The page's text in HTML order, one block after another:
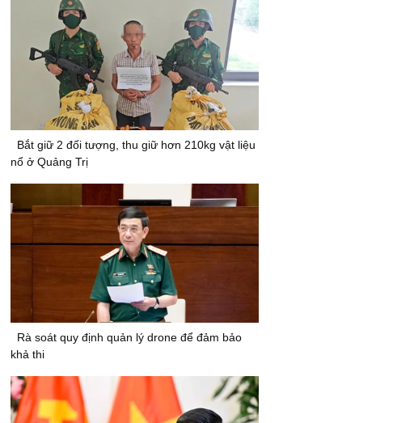
Bắt giữ 2 đối tượng, thu giữ hơn 210kg vật liệu
nổ ở Quảng Trị
Rà soát quy định quản lý drone để đảm bảo
khả thi